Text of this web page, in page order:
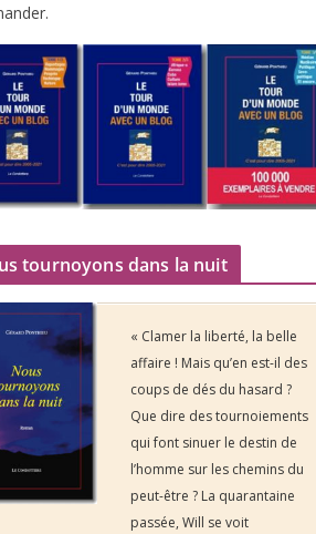
tournoyons dans la nuit
« Clamer la liberté, la belle
affaire ! Mais qu’en est-il des
coups de dés du hasard ?
Que dire des tournoiements
qui font sinuer le destin de
l’homme sur les chemins du
peut-être ? La quarantaine
passée, Will se voit